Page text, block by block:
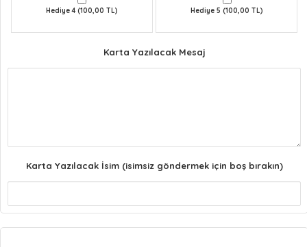
Hediye 4 (100,00 TL) Hediye 5 (100,00 TL)
Karta Yazılacak Mesaj
Karta Yazılacak İsim (isimsiz göndermek için boş bırakın)